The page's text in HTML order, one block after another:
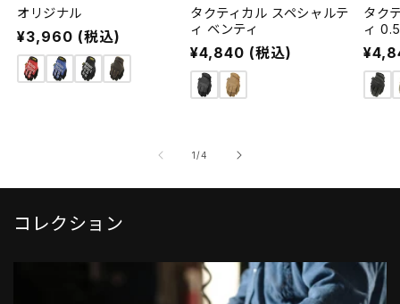
オリジナル
通
常
価
¥3,960 (税込)
タクティカル スペシャルテ
ィ ベンティ
通
常
価
¥4,840 (税込)
タク
ィ
通
常
価
1/の
4
コレクション